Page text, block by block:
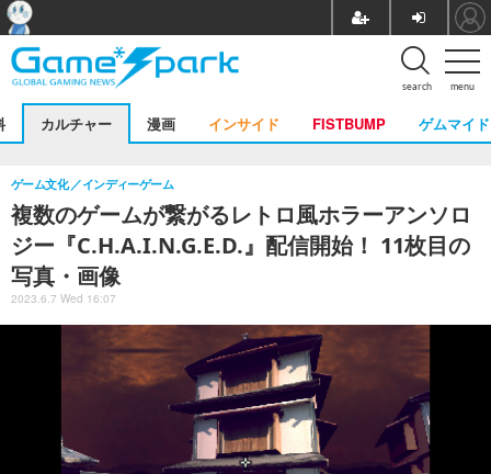
menu
search
カルチャー 漫画 インサイド FISTBUMP ゲムマイド
複数のゲームが繋がるレトロ風ホラーアンソロ
ジー『C.H.A.I.N.G.E.D.』配信開始！ 11枚目の
写真・画像
ゲーム文化 インディーゲーム
2023.6.7 Wed 16:07